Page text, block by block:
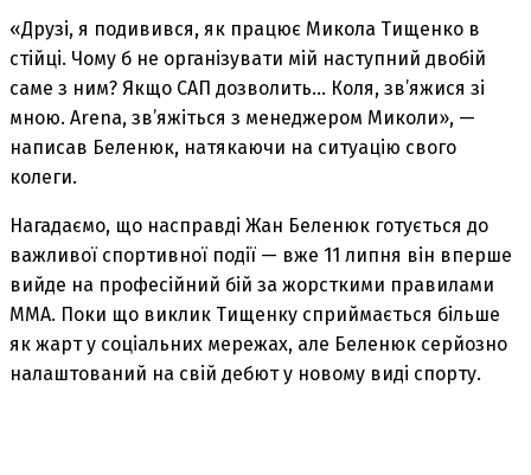
«Друзі, я подивився, як працює Микола Тищенко в
стійці. Чому б не організувати мій наступний двобій
саме з ним? Якщо САП дозволить… Коля, зв’яжися зі
мною. Arena, зв’яжіться з менеджером Миколи», —
написав Беленюк, натякаючи на ситуацію свого
колеги.
Нагадаємо, що насправді Жан Беленюк готується до
важливої спортивної події — вже 11 липня він вперше
вийде на професійний бій за жорсткими правилами
ММА. Поки що виклик Тищенку сприймається більше
як жарт у соціальних мережах, але Беленюк серйозно
налаштований на свій дебют у новому виді спорту.